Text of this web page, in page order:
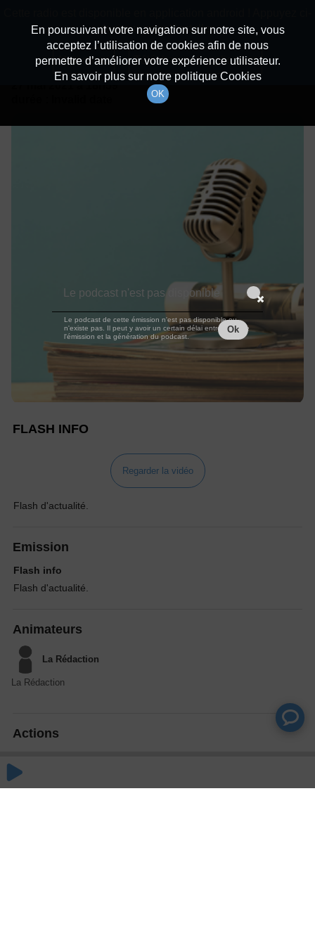
Détails De L'épisode
à 18h59
FLASH INFO
Regarder la vidéo
Flash d'actualité.
Emission
Flash info
Flash d'actualité.
Animateurs
La Rédaction
La Rédaction
Actions
En poursuivant votre navigation sur notre site, vous
acceptez l’utilisation de cookies afin de nous
permettre d’améliorer votre expérience utilisateur.
En savoir plus sur notre politique Cookies
OK
dessous pour l'installer.
Non merci Télécharger l'application
Le podcast n'est pas disponible
Le podcast de cette émission n'est pas disponible ou
n'existe pas. Il peut y avoir un certain délai entre la fin de
l'émission et la génération du podcast.
Ok